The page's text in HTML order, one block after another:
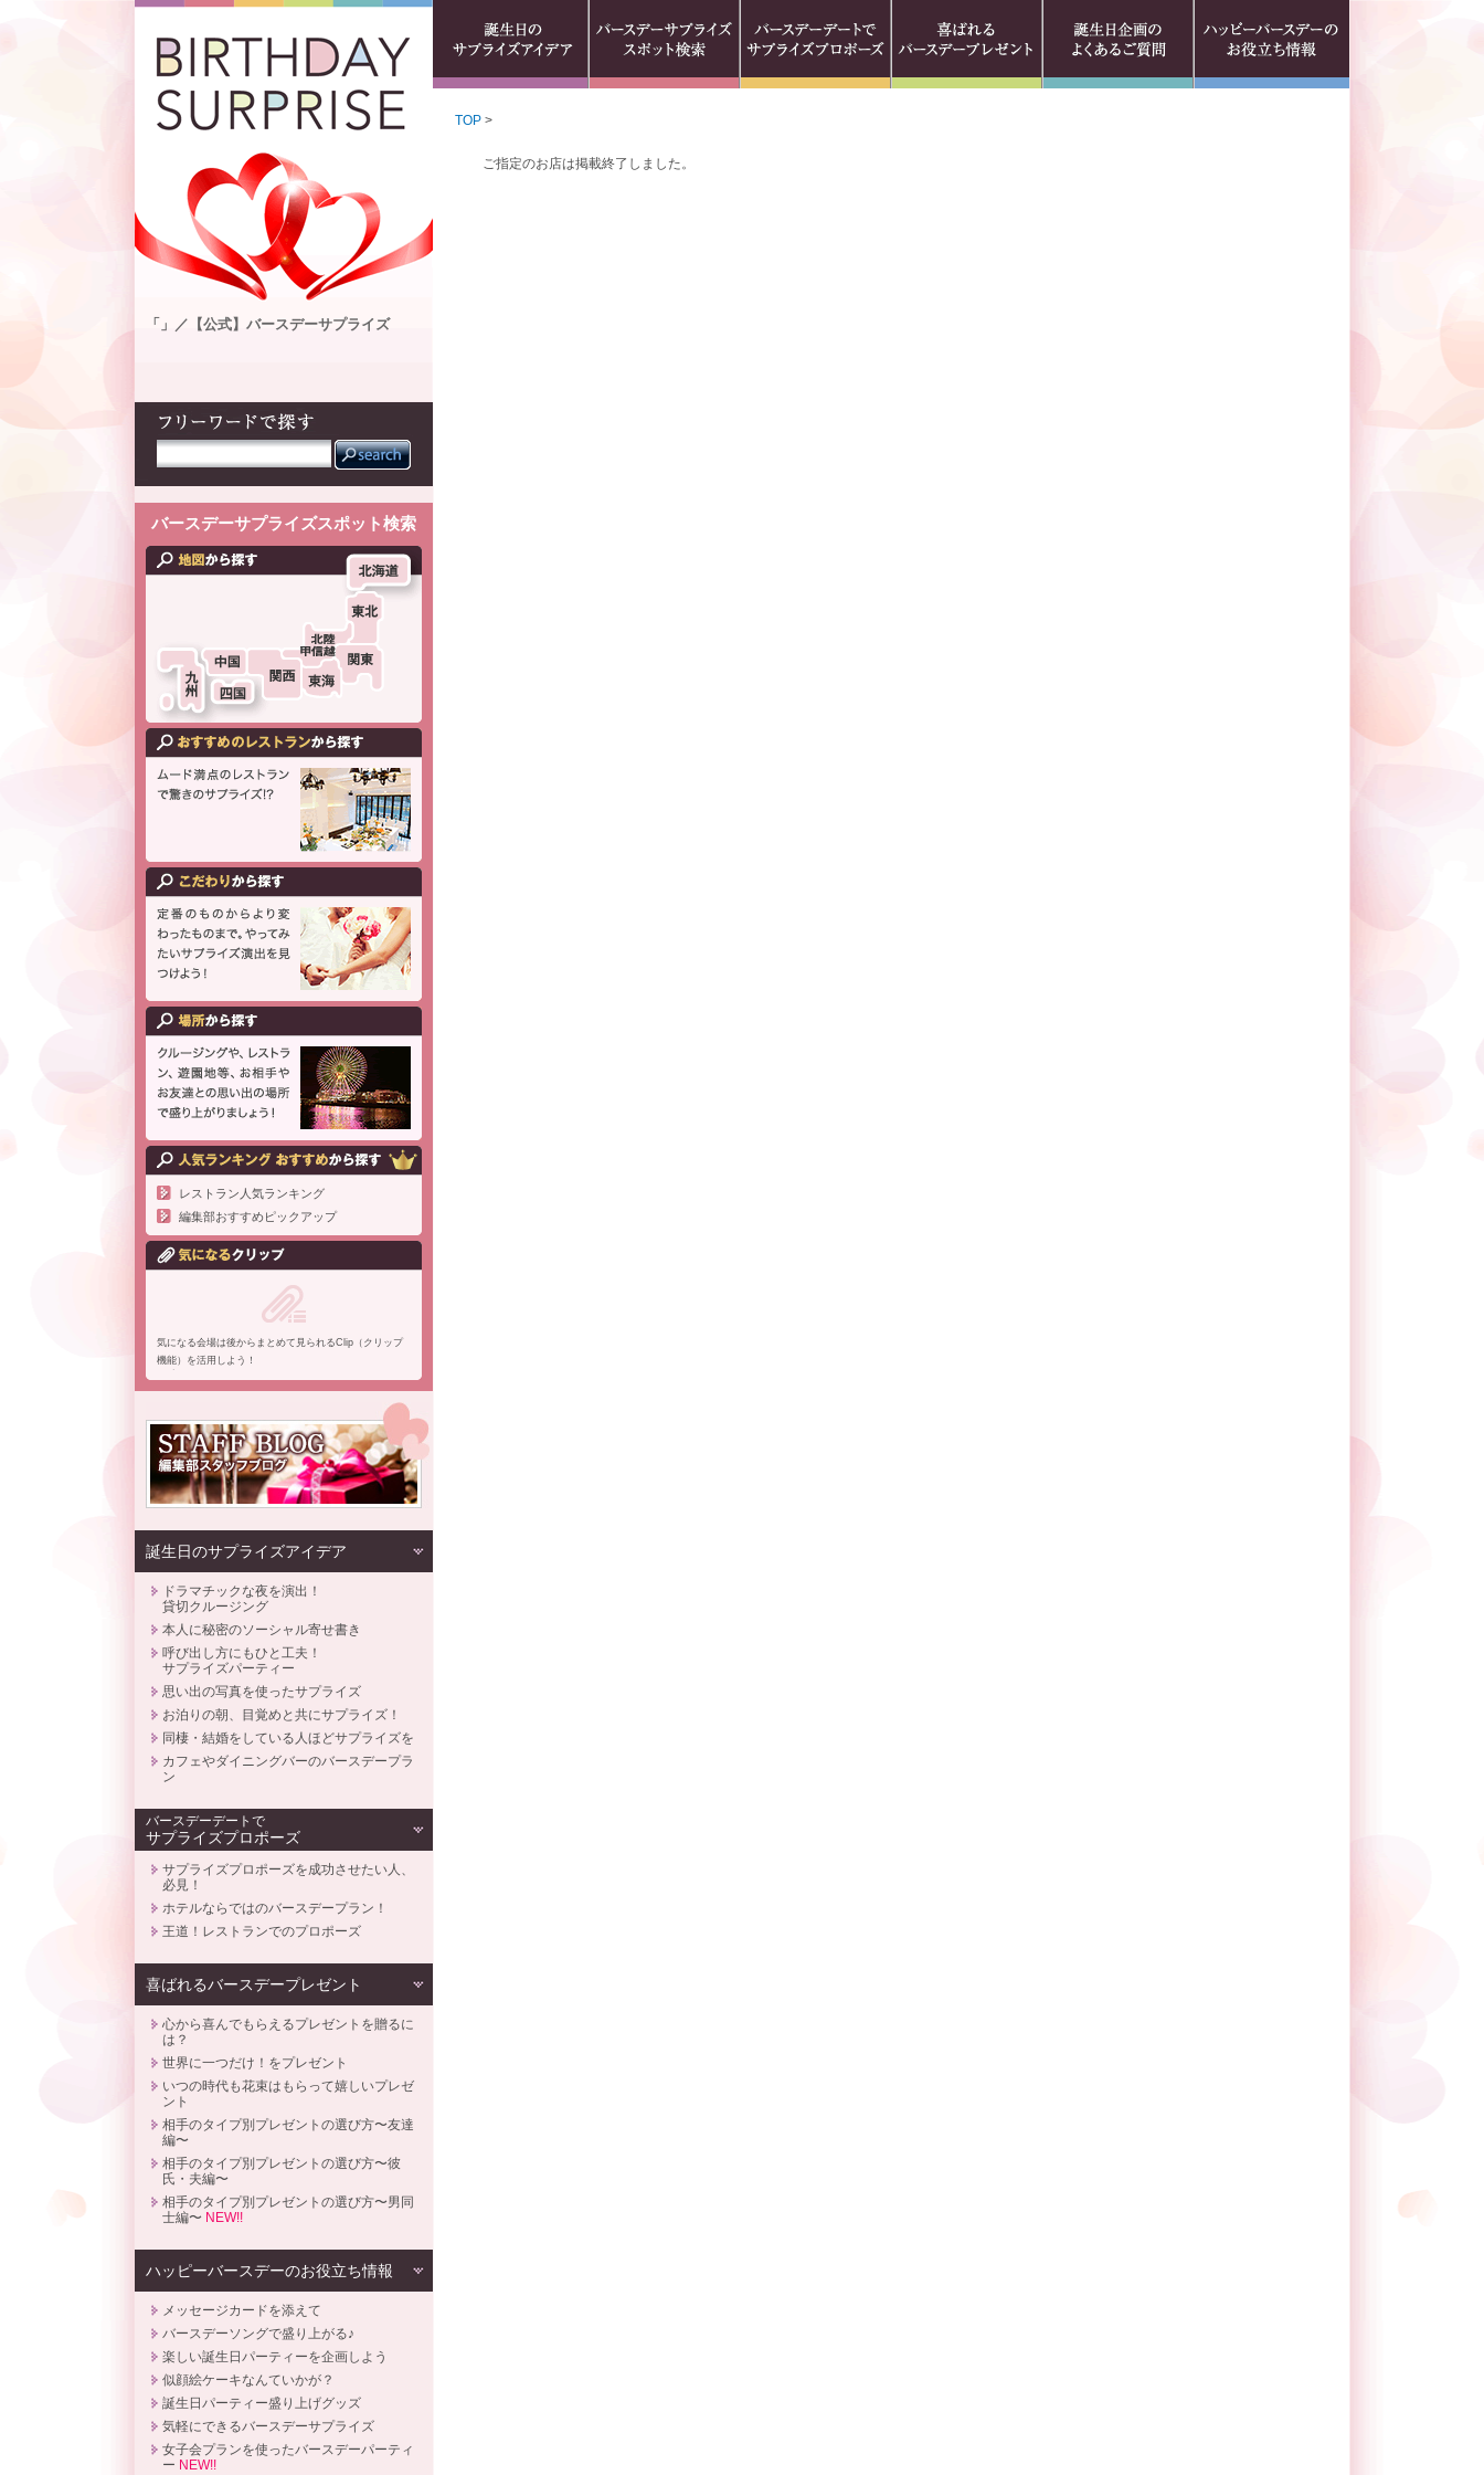
「」／【公式】バースデーサプライズ
TOP >
ご指定のお店は掲載終了しました。
バースデーサプライズスポット検索
レストラン人気ランキング
編集部おすすめピックアップ
気になる会場は後からまとめて見られるClip（クリップ
機能）を活用しよう！
誕生日のサプライズアイデア
ドラマチックな夜を演出！
貸切クルージング
本人に秘密のソーシャル寄せ書き
呼び出し方にもひと工夫！
サプライズパーティー
思い出の写真を使ったサプライズ
お泊りの朝、目覚めと共にサプライズ！
同棲・結婚をしている人ほどサプライズを
カフェやダイニングバーのバースデープラ
ン
バースデーデートで
サプライズプロポーズ
サプライズプロポーズを成功させたい人、
必見！
ホテルならではのバースデープラン！
王道！レストランでのプロポーズ
喜ばれるバースデープレゼント
心から喜んでもらえるプレゼントを贈るに
は？
世界に一つだけ！をプレゼント
いつの時代も花束はもらって嬉しいプレゼ
ント
相手のタイプ別プレゼントの選び方〜友達
編〜
相手のタイプ別プレゼントの選び方〜彼
氏・夫編〜
相手のタイプ別プレゼントの選び方〜男同
士編〜 NEW!!
ハッピーバースデーのお役立ち情報
メッセージカードを添えて
バースデーソングで盛り上がる♪
楽しい誕生日パーティーを企画しよう
似顔絵ケーキなんていかが？
誕生日パーティー盛り上げグッズ
気軽にできるバースデーサプライズ
女子会プランを使ったバースデーパーティ
ー NEW!!